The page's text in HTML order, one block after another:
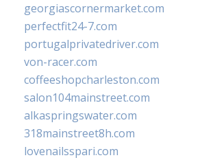
georgiascornermarket.com
perfectfit24-7.com
portugalprivatedriver.com
von-racer.com
coffeeshopcharleston.com
salon104mainstreet.com
alkaspringswater.com
318mainstreet8h.com
lovenailsspari.com